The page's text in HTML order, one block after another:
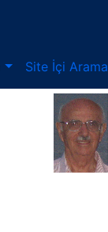
Site İçi Arama